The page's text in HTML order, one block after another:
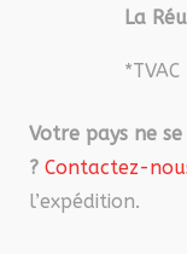
La
*TVAC
Votre pays ne
? Contactez-
l’expédition.